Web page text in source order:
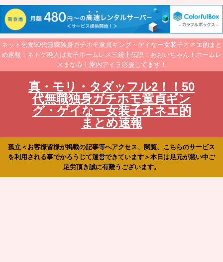
ネット乞食50代無職独身ガチホモ童貞ギング・ゲイなー女装子オネエ的まと
め速報！ネトゲ廃人は女子ホームレス三銃士伝説！あおいちゃん！ホームレ
スまなみ！愛内アイラ応援してます！
真・モリ・タダッフル2！！50
代無職独身ガチホモ童貞ギン
グ・ゲイなー女装子オネエ的
まとめ速報
孤立＜お客様皆様が掲載の記事等へアクセス、閲覧、こちらのサービス
を利用される事でかろうじて運営できています＞本日は足元が悪い中ご
足労頂き誠に有難うございます。